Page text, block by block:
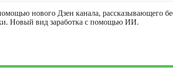
нового Дзен канала, рассказывающего
Новый вид заработка с помощью ИИ.